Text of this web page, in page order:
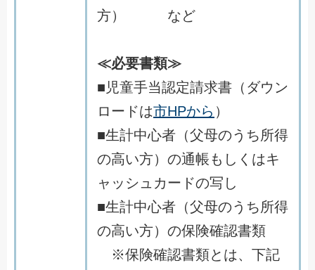
方） など
≪必要書類≫
■児童手当認定請求書（ダウン
ロードは市HPから ）
■生計中心者（父母のうち所得
の高い方）の通帳もしくはキ
ャッシュカードの写し
■生計中心者（父母のうち所得
の高い方）の保険確認書類
※保険確認書類とは、下記